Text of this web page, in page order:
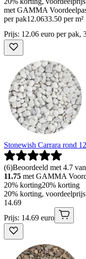
met GAMMA
per pak12.0633.50 per m²
Prijs: 12.06 euro per pak,
Stonewish Carrara rond
(6)Beoordeeld met 4.7
11.75 met GAMMA
20% korting20% korting
20% korting,
14.69
Prijs: 14.69 euro